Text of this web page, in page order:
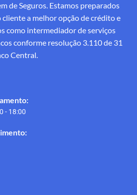
de Seguros. Estamos preparados
cliente a melhor opção de crédito e
como intermediador de serviços
conforme resolução 3.110 de 31
Central.
- 18:00